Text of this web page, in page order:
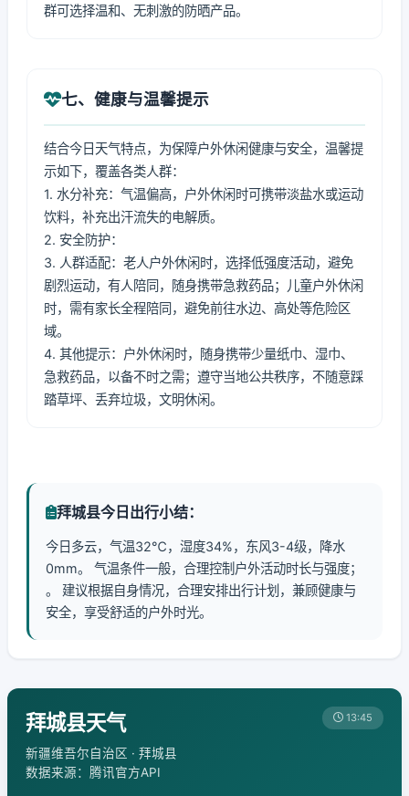
群可选择温和、无刺激的防晒产品。
七、健康与温馨提示
结合今日天气特点，为保障户外休闲健康与安全，温馨提
示如下，覆盖各类人群：
1. 水分补充：气温偏高，户外休闲时可携带淡盐水或运动
饮料，补充出汗流失的电解质。
2. 安全防护：
3. 人群适配：老人户外休闲时，选择低强度活动，避免
剧烈运动，有人陪同，随身携带急救药品；儿童户外休闲
时，需有家长全程陪同，避免前往水边、高处等危险区
域。
4. 其他提示：户外休闲时，随身携带少量纸巾、湿巾、
急救药品，以备不时之需；遵守当地公共秩序，不随意踩
踏草坪、丢弃垃圾，文明休闲。
拜城县今日出行小结：
今日多云，气温32℃，湿度34%，东风3-4级，降水
0mm。 气温条件一般，合理控制户外活动时长与强度；
。 建议根据自身情况，合理安排出行计划，兼顾健康与
安全，享受舒适的户外时光。
拜城县天气
新疆维吾尔自治区 · 拜城县
数据来源：腾讯官方API
13:45